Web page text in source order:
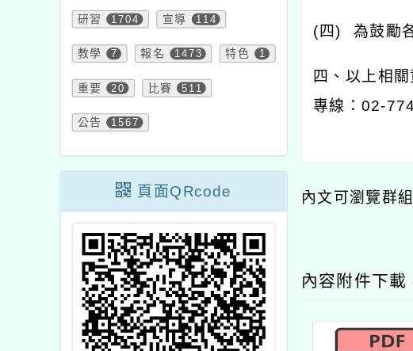
研習 1704 宣導 114
教學 7 報名 1473 特色 1
重要 20 比賽 511
公告 1567
頁面QRcode
( 四) 為鼓勵
四、以上相
專線：02-
內文可瀏覽群組
內容附件下載